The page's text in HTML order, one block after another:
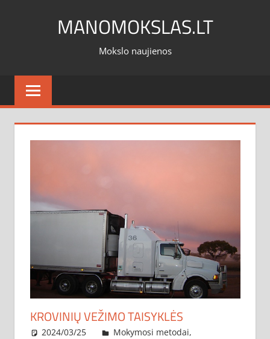
MANOMOKSLAS.LT
Mokslo naujienos
KROVINIŲ VEŽIMO TAISYKLĖS
2024/03/25 administratorius
Mokymosi metodai,